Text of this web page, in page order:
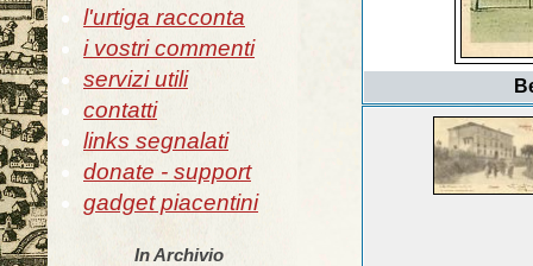
l'urtiga racconta
i vostri commenti
servizi utili
contatti
links segnalati
donate - support
gadget piacentini
In Archivio